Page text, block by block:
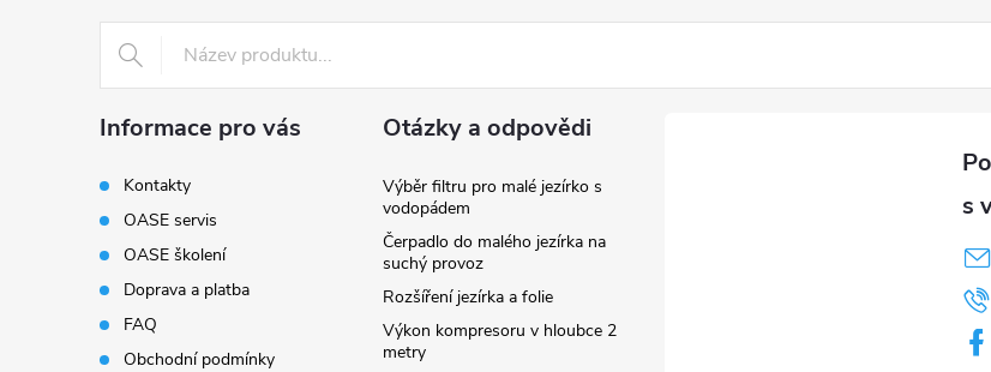
Informace pro vás
Kontakty
OASE servis
OASE školení
Doprava a platba
FAQ
Obchodní podmínky
Otázky a odpovědi
Výběr filtru pro malé jezírko s
vodopádem
Čerpadlo do malého jezírka na
suchý provoz
Rozšíření jezírka a folie
Výkon kompresoru v hloubce 2
metry